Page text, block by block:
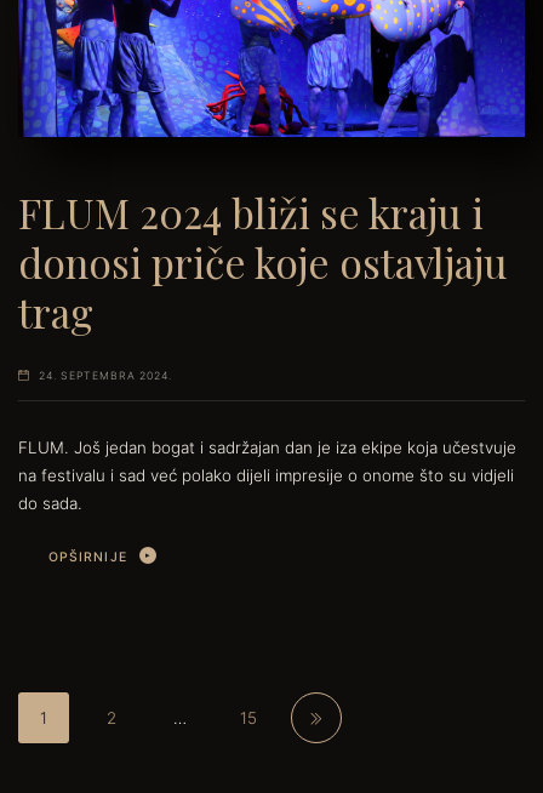
FLUM 2024 bliži se kraju i
donosi priče koje ostavljaju
trag
24. SEPTEMBRA 2024.
FLUM. Još jedan bogat i sadržajan dan je iza ekipe koja učestvuje
na festivalu i sad već polako dijeli impresije o onome što su vidjeli
do sada.
OPŠIRNIJE
1 2 … 15